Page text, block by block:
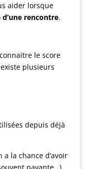
aider lorsque
rencontre.
le score
plusieurs
depuis déjà
a la chance d’avoir